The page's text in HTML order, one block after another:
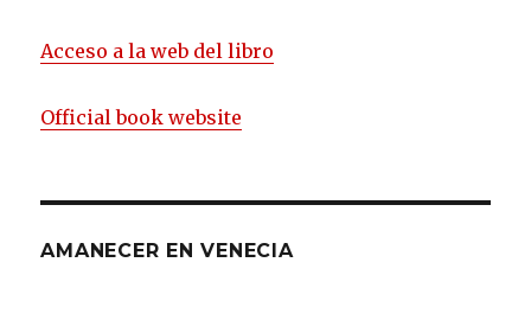
Acceso a la web del libro
Official book website
AMANECER EN VENECIA